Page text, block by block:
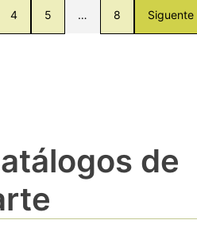
4 5 … 8 Siguente
de